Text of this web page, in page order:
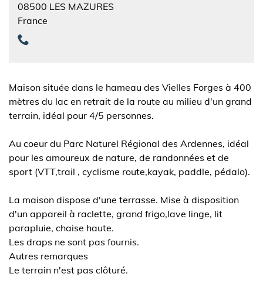
08500 LES MAZURES
France
Maison située dans le hameau des Vielles Forges à 400
mètres du lac en retrait de la route au milieu d'un grand
terrain, idéal pour 4/5 personnes.
Au coeur du Parc Naturel Régional des Ardennes, idéal
pour les amoureux de nature, de randonnées et de
sport (VTT,trail , cyclisme route,kayak, paddle, pédalo).
La maison dispose d'une terrasse. Mise à disposition
d'un appareil à raclette, grand frigo,lave linge, lit
parapluie, chaise haute.
Les draps ne sont pas fournis.
Autres remarques
Le terrain n'est pas clôturé.